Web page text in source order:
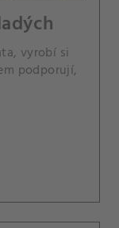
vyrobí si
podporují,